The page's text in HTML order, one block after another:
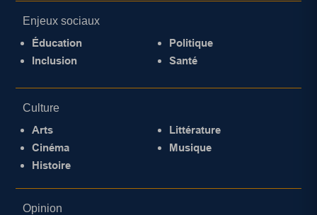
Enjeux sociaux
Éducation
Inclusion
Politique
Santé
Culture
Arts
Cinéma
Histoire
Littérature
Musique
Opinion